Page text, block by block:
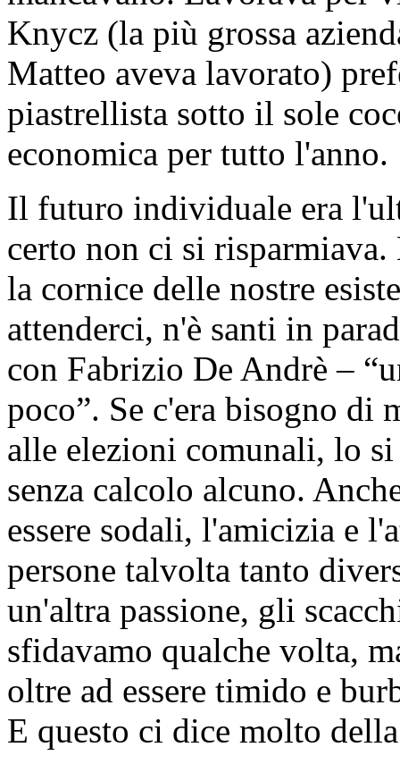
Knycz (la più grossa
Matteo aveva lavorato)
piastrellista sotto il sole
economica per tutto l'anno.
Il futuro individuale era
certo non ci si
la cornice delle nostre
attenderci, n'è santi in
con Fabrizio De Andrè –
poco”. Se c'era bisogno di
alle elezioni comunali, lo
senza calcolo alcuno.
essere sodali, l'amicizia e
persone talvolta tanto
un'altra passione, gli
sfidavamo qualche volta,
oltre ad essere timido e
E questo ci dice molto